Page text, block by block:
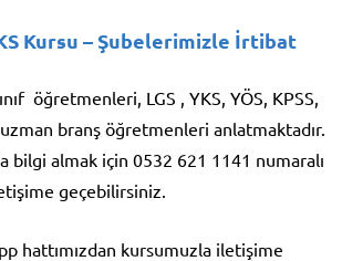
Kursu – Şubelerimizle İrtibat
öğretmenleri, LGS , YKS, YÖS, KPSS,
branş öğretmenleri anlatmaktadır.
bilgi almak için 0532 621 1141 numaralı
geçebilirsiniz.
hattımızdan kursumuzla iletişime